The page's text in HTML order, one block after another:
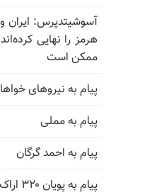
آسوشیتدپرس:
هرمز را نهایی
ممکن است
پیام به نیروهای خواهان ارتباط
پیام به مملی
پیام به احمد گرگان
پیام به پویان ۳۲۰ اراک